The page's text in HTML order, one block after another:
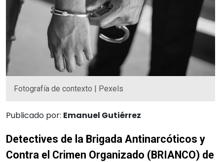
Fotografía de contexto | Pexels
Publicado por: Emanuel Gutiérrez
Detectives de la Brigada Antinarcóticos y
Contra el Crimen Organizado (BRIANCO) de